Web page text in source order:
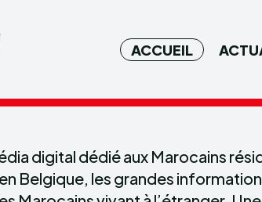
ACCUEIL
digital dédié aux Marocains
Belgique, les grandes